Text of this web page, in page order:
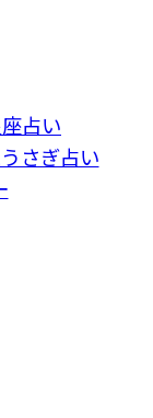
占い
さぎ占い